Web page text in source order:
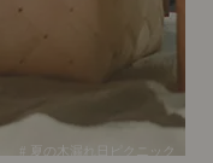
# 夏の木漏れ日ピクニック